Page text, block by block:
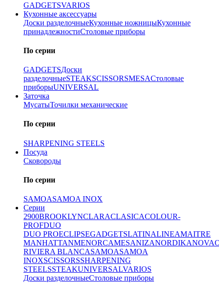
GADGETSVARIOS
Кухонные аксессуары
Доски разделочныеКухонные ножницыКухонные
принадлежностиСтоловые приборы
По серии
GADGETSДоски
разделочныеSTEAKSCISSORSMESAСтоловые
приборыUNIVERSAL
Заточка
МусатыТочилки механические
По серии
SHARPENING STEELS
Посуда
Сковороды
По серии
SAMOASAMOA INOX
Серии
2900BROOKLYNCLARACLASICACOLOUR-
PROFDUO
DUO PROECLIPSEGADGETSLATINALINEAMAITRE
MANHATTANMENORCAMESANIZANORDIKANOVA
RIVIERA BLANCASAMOASAMOA
INOXSCISSORSSHARPENING
STEELSSTEAKUNIVERSALVARIOS
Доски разделочныеСтоловые приборы